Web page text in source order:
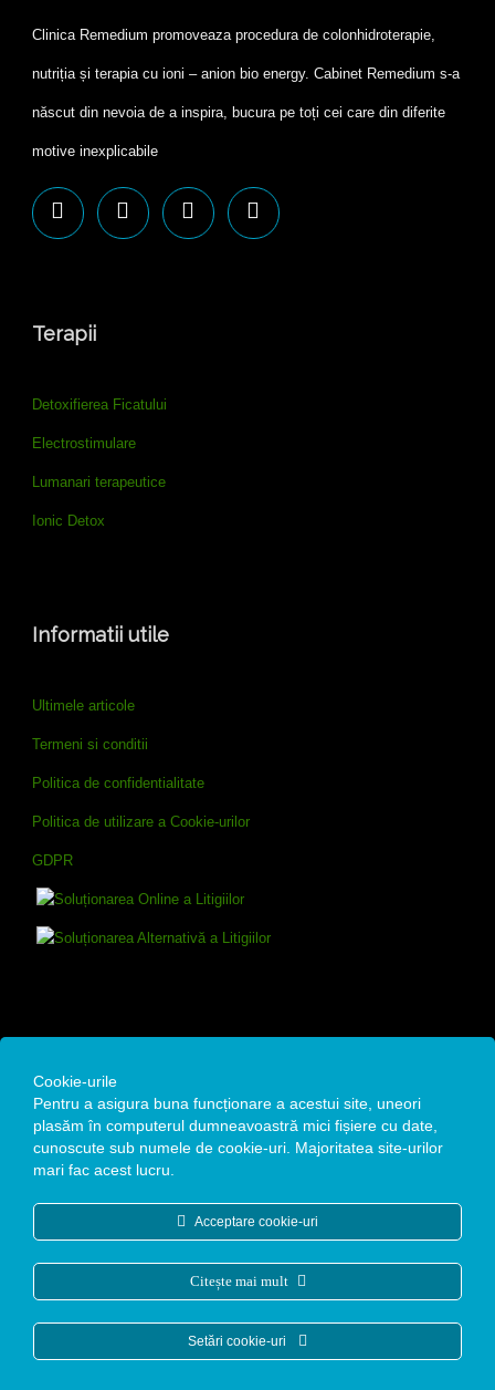
Clinica Remedium promoveaza procedura de colonhidroterapie,
nutriția și terapia cu ioni – anion bio energy. Cabinet Remedium s-a
născut din nevoia de a inspira, bucura pe toți cei care din diferite
motive inexplicabile
Terapii
Detoxifierea Ficatului
Electrostimulare
Lumanari terapeutice
Ionic Detox
Informatii utile
Ultimele articole
Termeni si conditii
Politica de confidentialitate
Politica de utilizare a Cookie-urilor
GDPR
Remedium Estetic SRL
Str. Alexandru Moruzzi Voievod, Nr. 4A, Bucuresti
Date fiscale : CUI: 35142105 / Reg. Com: J40/12771/19.10.2015
+40 768 970 031
office@clinicaremedium.ro
Copyright © 2026. Toate drepturile rezervate.
Cookie-urile
Pentru a asigura buna funcționare a acestui site, uneori
plasăm în computerul dumneavoastră mici fișiere cu date,
cunoscute sub numele de cookie-uri. Majoritatea site-urilor
mari fac acest lucru.
Acceptare cookie-uri
Citește mai mult
Setări cookie-uri